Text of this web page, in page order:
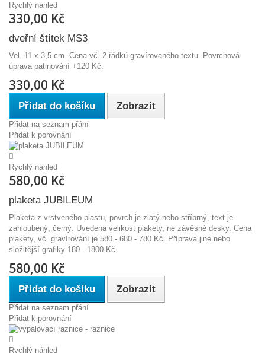
Rychlý náhled
330,00 Kč
dveřní štítek MS3
Vel. 11 x 3,5 cm. Cena vč. 2 řádků gravírovaného textu. Povrchová
úprava patinování +120 Kč.
330,00 Kč
Přidat do košíku Zobrazit
Přidat na seznam přání
Přidat k porovnání
Rychlý náhled
580,00 Kč
plaketa JUBILEUM
Plaketa z vrstveného plastu, povrch je zlatý nebo stříbrný, text je
zahloubený, černý. Uvedena velikost plakety, ne závěsné desky. Cena
plakety, vč. gravírování je 580 - 680 - 780 Kč. Příprava jiné nebo
složitější grafiky 180 - 1800 Kč.
580,00 Kč
Přidat do košíku Zobrazit
Přidat na seznam přání
Přidat k porovnání
Rychlý náhled